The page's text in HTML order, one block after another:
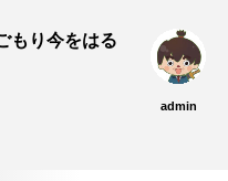
もり今をはる
admin